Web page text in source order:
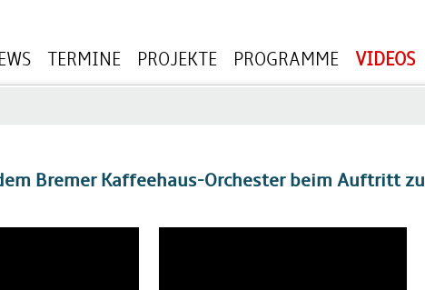
TERMINE PROJEKTE PROGRAMME VIDEOS
Bremer Kaffeehaus-Orchester beim Auftritt zu